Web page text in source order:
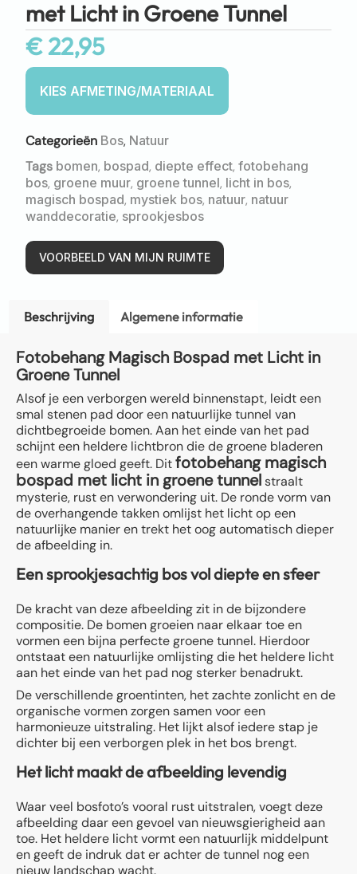
met Licht in Groene Tunnel
€22,95
Categorieën Bos, Natuur
Tags bomen, bospad, diepte effect, fotobehang
bos, groene muur, groene tunnel, licht in bos,
magisch bospad, mystiek bos, natuur, natuur
wanddecoratie, sprookjesbos
VOORBEELD VAN MIJN RUIMTE
Beschrijving Algemene informatie
Fotobehang Magisch Bospad met Licht in
Groene Tunnel
Alsof je een verborgen wereld binnenstapt, leidt een
smal stenen pad door een natuurlijke tunnel van
dichtbegroeide bomen. Aan het einde van het pad
schijnt een heldere lichtbron die de groene bladeren
een warme gloed geeft. Ditfotobehang magisch
bospad met licht in groene tunnelstraalt
mysterie, rust en verwondering uit. De ronde vorm van
de overhangende takken omlijst het licht op een
natuurlijke manier en trekt het oog automatisch dieper
de afbeelding in.
Een sprookjesachtig bos vol diepte en sfeer
De kracht van deze afbeelding zit in de bijzondere
compositie. De bomen groeien naar elkaar toe en
vormen een bijna perfecte groene tunnel. Hierdoor
ontstaat een natuurlijke omlijsting die het heldere licht
aan het einde van het pad nog sterker benadrukt.
De verschillende groentinten, het zachte zonlicht en de
organische vormen zorgen samen voor een
harmonieuze uitstraling. Het lijkt alsof iedere stap je
dichter bij een verborgen plek in het bos brengt.
Het licht maakt de afbeelding levendig
Waar veel bosfoto’s vooral rust uitstralen, voegt deze
afbeelding daar een gevoel van nieuwsgierigheid aan
toe. Het heldere licht vormt een natuurlijk middelpunt
en geeft de indruk dat er achter de tunnel nog een
nieuw landschap wacht.